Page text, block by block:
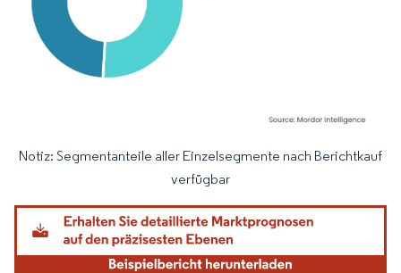
Bild © Mordor Intelligence. Wiederverwendung erfordert Namensnennung gemäß
Notiz: Segmentanteile aller Einzelsegmente nach Berichtkauf
verfügbar